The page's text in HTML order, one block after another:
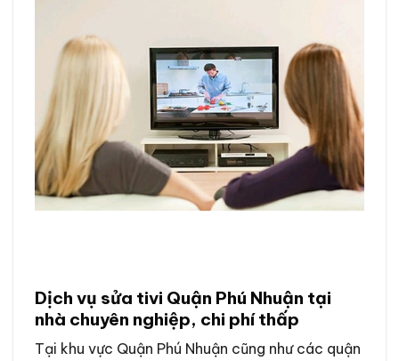
Dịch vụ sửa tivi Quận Phú Nhuận tại
nhà chuyên nghiệp, chi phí thấp
Tại khu vực Quận Phú Nhuận cũng như các quận